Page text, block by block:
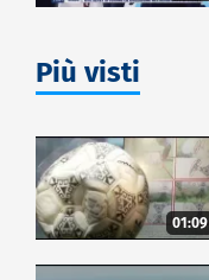
Più visti
01:09